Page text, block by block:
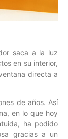
saca a la luz
en su interior,
directa a
de años. Así
en lo que hoy
ha podido
gracias a un